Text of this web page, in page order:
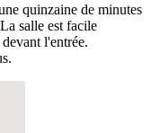
quinzaine de minutes
salle est facile
l'entrée.